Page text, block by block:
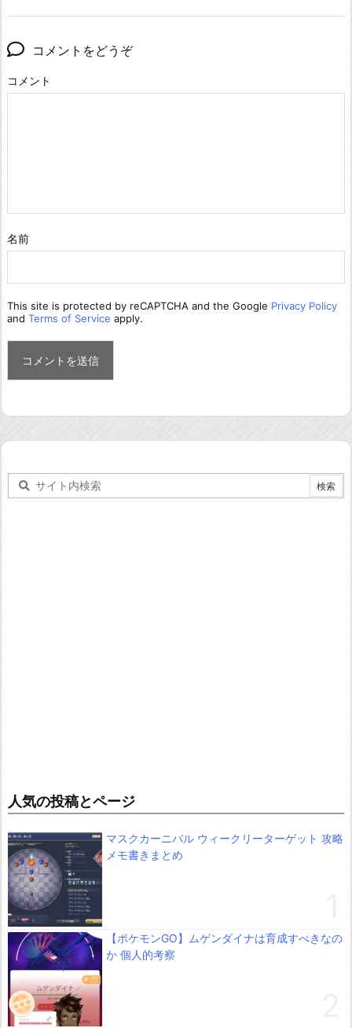
コメントをどうぞ
コメント
名前
This site is protected by reCAPTCHA and the Google Privacy Policy
and Terms of Service apply.
人気の投稿とページ
マスクカーニバル ウィークリーターゲット 攻略
メモ書きまとめ
【ポケモンGO】ムゲンダイナは育成すべきなの
か 個人的考察